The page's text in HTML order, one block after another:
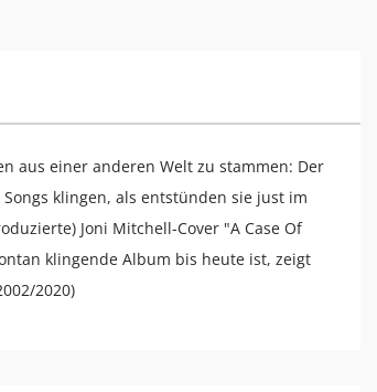
aus einer anderen Welt zu stammen: Der
klingen, als entstünden sie just im
Joni Mitchell-Cover "A Case Of
klingende Album bis heute ist, zeigt
2020)